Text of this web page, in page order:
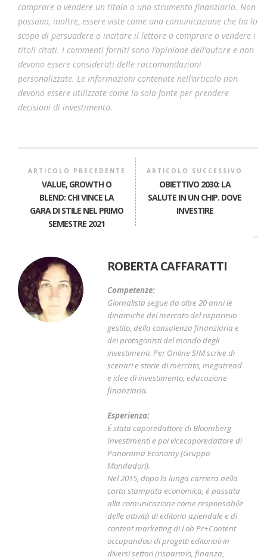
comprare o vendere un titolo o uno strumento finanziario. Non
possono, inoltre, essere viste come una comunicazione che ha lo
scopo di persuadere o incitare il lettore a comprare o vendere i
titoli citati. I commenti forniti sono l’opinione dell’autore e non
devono essere considerati delle raccomandazioni
personalizzate. Le informazioni contenute nell’articolo non
devono essere utilizzate come la sola fonte per prendere
decisioni di investimento.
ARTICOLO PRECEDENTE
VALUE, GROWTH O
BLEND: CHI VINCE LA
GARA DI STILE NEL PRIMO
SEMESTRE 2021
ARTICOLO SUCCESSIVO
OBIETTIVO 2030: LA
SALUTE IN UN CHIP. DOVE
INVESTIRE
ROBERTA CAFFARATTI
Competenze:
Giornalista segue da oltre 20 anni le
dinamiche del mercato del risparmio
gestito, della consulenza finanziaria e
dei protagonisti del mondo degli
investimenti. Per Online SIM scrive di
scenari e storie di mercato, megatrend
e idee di investimento, educazione
finanziaria.
Esperienza:
É stata caporedattore di Bloomberg
Investimenti e poi vicecaporedattore di
Panorama Economy (Gruppo
Mondadori).
Nel 2015, dopo la lunga carriera nella
carta stampata economica, è passata
alla comunicazione come responsabile
delle attività di editoria aziendale e di
content marketing di Lob Pr+Content
occupandosi di progetti editoriali in
diversi settori (risparmio, finanza,